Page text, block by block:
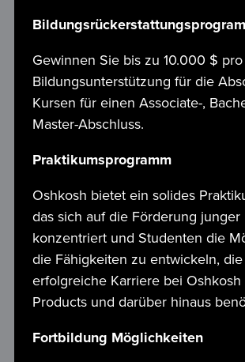
Gewinnen Sie bis zu 10.000 $
Bildungsunterstützung für die
Kursen für einen Associate-,
Master-Abschluss.
Praktikumsprogramm
Oshkosh bietet ein solides
das sich auf die Förderung junger
konzentriert und Studenten die
die Fähigkeiten zu entwickeln,
erfolgreiche Karriere bei
Products und darüber hinaus
Fortbildung Möglichkeiten